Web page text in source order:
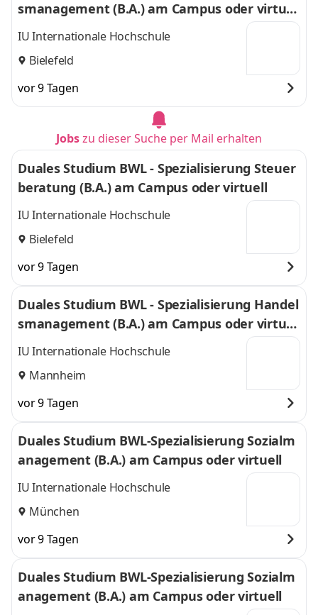
smanagement (B.A.) am Campus oder virtuel
l
IU Internationale Hochschule
Bielefeld
vor 9 Tagen
Jobszu dieser Suche per Mail erhalten
Duales Studium BWL - Spezialisierung Steuer
beratung (B.A.) am Campus oder virtuell
IU Internationale Hochschule
Bielefeld
vor 9 Tagen
Duales Studium BWL - Spezialisierung Handel
smanagement (B.A.) am Campus oder virtuel
l
IU Internationale Hochschule
Mannheim
vor 9 Tagen
Duales Studium BWL-Spezialisierung Sozialm
anagement (B.A.) am Campus oder virtuell
IU Internationale Hochschule
München
vor 9 Tagen
Duales Studium BWL-Spezialisierung Sozialm
anagement (B.A.) am Campus oder virtuell